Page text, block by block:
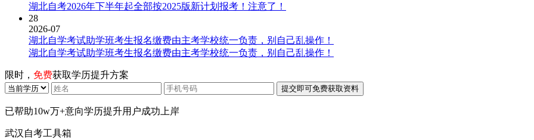
湖北自考2026年下半年起全部按2025版新计划报考！注意了！
28
2026-07
湖北自学考试助学班考生报名缴费由主考学校统一负责，别自己乱操作！
湖北自学考试助学班考生报名缴费由主考学校统一负责，别自己乱操作！
限时， 免费获取学历提升方案
已帮助10w万+意向学历提升用户成功上岸
武汉自考工具箱